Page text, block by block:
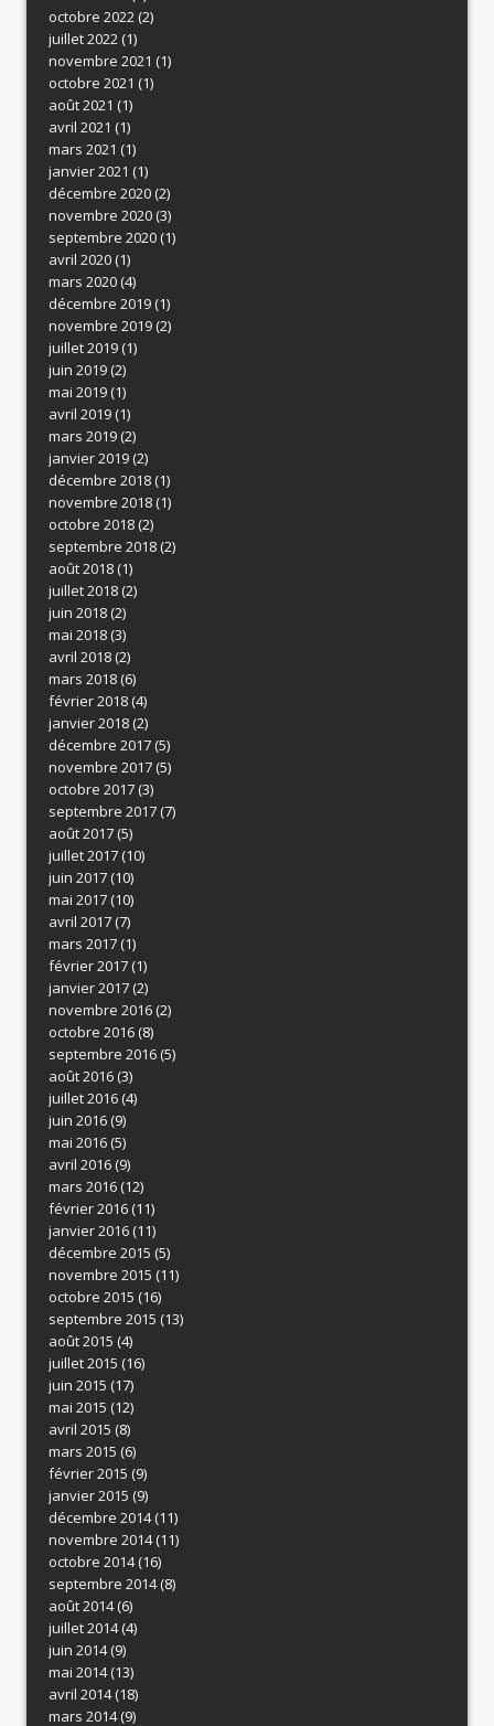
octobre 2022(2)
juillet 2022(1)
novembre 2021 (1)
octobre 2021 (1)
août 2021 (1)
avril 2021 (1)
mars 2021 (1)
janvier 2021 (1)
décembre 2020(2)
novembre 2020(3)
septembre 2020(1)
avril 2020(1)
mars 2020(4)
décembre 2019(1)
novembre 2019(2)
juillet 2019(1)
juin 2019(2)
mai 2019(1)
avril 2019(1)
mars 2019(2)
janvier 2019(2)
décembre 2018(1)
novembre 2018(1)
octobre 2018(2)
septembre 2018(2)
août 2018(1)
juillet 2018(2)
juin 2018(2)
mai 2018(3)
avril 2018(2)
mars 2018(6)
février 2018(4)
janvier 2018(2)
décembre 2017(5)
novembre 2017(5)
octobre 2017(3)
septembre 2017(7)
août 2017(5)
juillet 2017(10)
juin 2017(10)
mai 2017(10)
avril 2017(7)
mars 2017(1)
février 2017(1)
janvier 2017(2)
novembre 2016(2)
octobre 2016(8)
septembre 2016(5)
août 2016(3)
juillet 2016(4)
juin 2016(9)
mai 2016(5)
avril 2016(9)
mars 2016(12)
février 2016(11)
janvier 2016(11)
décembre 2015 (5)
novembre 2015 (11)
octobre 2015 (16)
septembre 2015 (13)
août 2015 (4)
juillet 2015 (16)
juin 2015 (17)
mai 2015 (12)
avril 2015 (8)
mars 2015 (6)
février 2015 (9)
janvier 2015 (9)
décembre 2014(11)
novembre 2014(11)
octobre 2014(16)
septembre 2014(8)
août 2014(6)
juillet 2014(4)
juin 2014(9)
mai 2014(13)
avril 2014(18)
mars 2014(9)